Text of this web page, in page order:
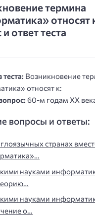
термина
относят
ответ теста
теста: Возникновение
относят к:
60-м годам XX
вопросы и ответы:
странах
науками
науками
о…